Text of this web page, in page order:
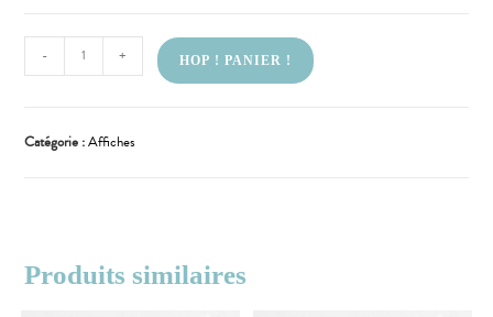
- + HOP ! PANIER !
Catégorie :Affiches
Produits similaires